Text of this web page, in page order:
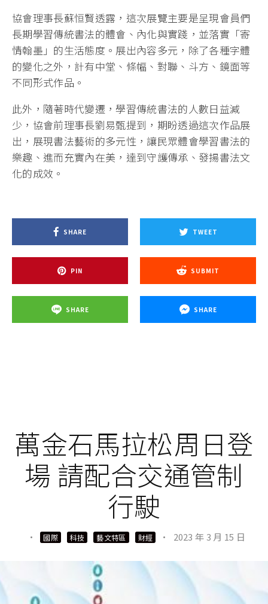
協會理事長蘇恒賢透露，這次展覽主要是呈現會員們
長期學習傳統書法的體會、內化與實踐，並落實「寄
情翰墨」的生活態度。展出內容多元，除了各種字體
的變化之外，計有中堂、條幅、對聯、斗方、鏡面等
不同形式作品。
此外，隨著時代變遷，學習傳統書法的人數日益減
少，協會前理事長劉易甄提到，期盼透過這次作品展
出，展現書法藝術的多元性，讓民眾體會學習書法的
樂趣、進而充實內在美，達到守護傳承、發揚書法文
化的成效。
SHARE TWEET
PIN SUBMIT
SHARE SHARE
萬金石馬拉松周日登
場 請配合交通管制
行駛
· 國際 科技 藝文特區 財經 · 2023 年 3 月 15 日